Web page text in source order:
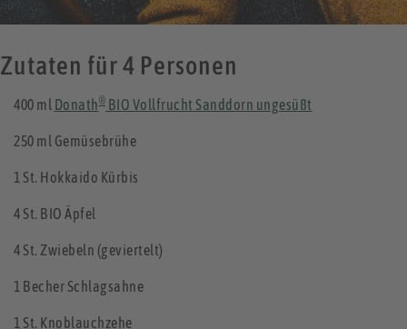
Zutaten für 4 Personen
400 ml Donath® BIO Vollfrucht Sanddorn ungesüßt
250 ml Gemüsebrühe
1 St. Hokkaido Kürbis
4 St. BIO Äpfel
4 St. Zwiebeln (geviertelt)
1 Becher Schlagsahne
1 St. Knoblauchzehe